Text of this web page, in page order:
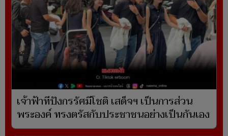
เจ้าฟ้าทีปังกรรัศมีโชติ เสด็จฯ เป็นการส่วน
พระองค์ ทรงตรัสกับประชาชนอย่างเป็นกันเอง